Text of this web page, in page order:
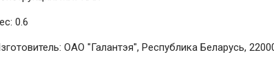
0.6
ОАО "Галантэя", Республика Беларусь,